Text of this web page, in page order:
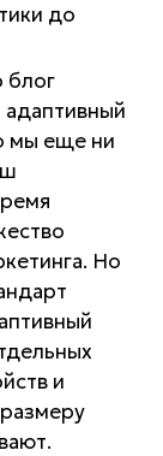
до
блог
мы еще ни
Но
и